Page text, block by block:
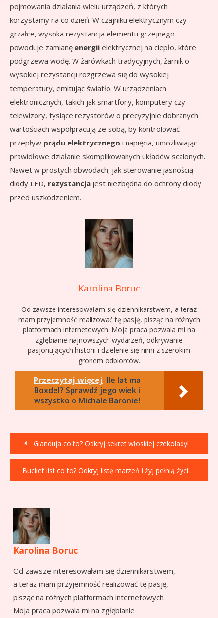
pojmowania działania wielu urządzeń, z których
korzystamy na co dzień. W czajniku elektrycznym czy
grzałce, wysoka rezystancja elementu grzejnego
powoduje zamianę energii elektrycznej na ciepło, które
podgrzewa wodę. W żarówkach tradycyjnych, żarnik o
wysokiej rezystancji rozgrzewa się do wysokiej
temperatury, emitując światło. W urządzeniach
elektronicznych, takich jak smartfony, komputery czy
telewizory, tysiące rezystorów o precyzyjnie dobranych
wartościach współpracują ze sobą, by kontrolować
przepływ prądu elektrycznego i napięcia, umożliwiając
prawidłowe działanie skomplikowanych układów scalonych.
Nawet w prostych obwodach, jak sterowanie jasnością
diody LED, rezystancja jest niezbędna do ochrony diody
przed uszkodzeniem.
Karolina Boruc
Od zawsze interesowałam się dziennikarstwem, a teraz
mam przyjemność realizować tę pasję, pisząc na różnych
platformach internetowych. Moja praca pozwala mi na
zgłębianie najnowszych wydarzeń, odkrywanie
pasjonujących historii i dzielenie się nimi z szerokim
gronem odbiorców.
Przeczytaj więcej Ile lat ma
Boxdel? Sprawdź jego wiek i
wszystko o Michale Baronie!
Nawigacja
wpisu
Gianduja co to? Odkryj sekret włoskiej czekolady!
Bucket list co to? Odkryj listę marzeń i żyj pełnią życia!
Karolina Boruc
Od zawsze interesowałam się dziennikarstwem,
a teraz mam przyjemność realizować tę pasję,
pisząc na różnych platformach internetowych.
Moja praca pozwala mi na zgłębianie